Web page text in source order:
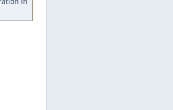
Lebensmittel, die nicht schlecht
werden